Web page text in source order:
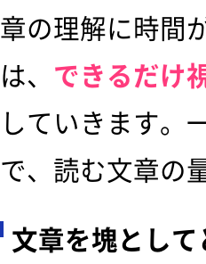
章の理解に時間
は、 できるだけ
していきます。
で、読む文章の
文章を塊として